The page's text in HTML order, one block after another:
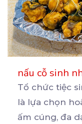
nấu cỗ sinh
Tổ chức tiệc
là lựa chọn
ấm cúng, đa